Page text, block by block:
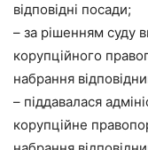
відповідні посади;
– за рішенням суду
корупційного
набрання
– піддавалася
корупційне